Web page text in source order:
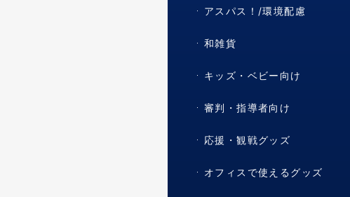
アスパス！/環境配慮
和雑貨
キッズ・ベビー向け
審判・指導者向け
応援・観戦グッズ
オフィスで使えるグッズ